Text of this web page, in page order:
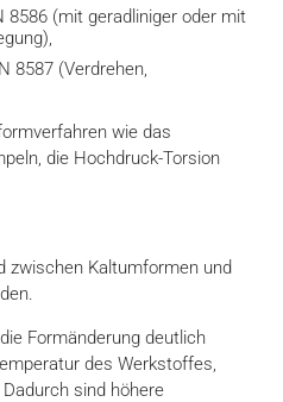
8586 (mit geradliniger oder mit
8587 (Verdrehen,
wie das
die Hochdruck-Torsion
zwischen Kaltumformen und
Formänderung deutlich
des Werkstoffes,
sind höhere